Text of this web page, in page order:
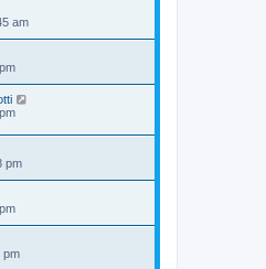
am
pm
pm